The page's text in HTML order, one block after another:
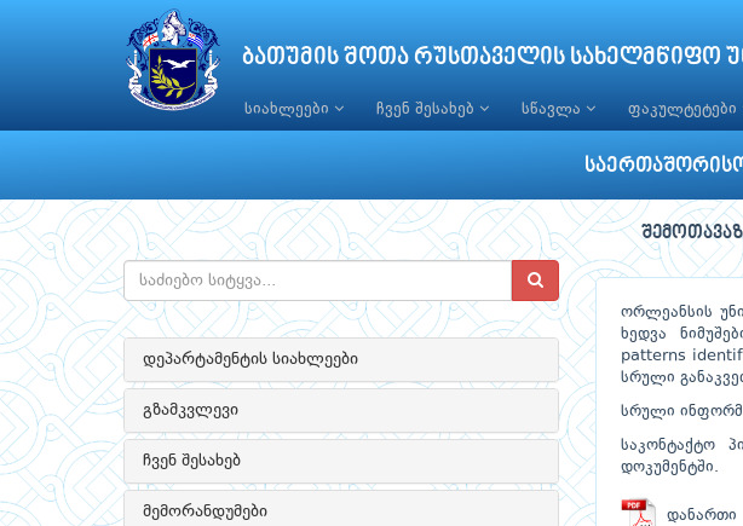
ბათუმის შოთა რუსთაველის სახელმწიფო
სიახლეები ჩვენ შესახებ სწავლა ფაკულტეტები
დეპარტამენტის სიახლეები
გზამკვლევი
ჩვენ შესახებ
მემორანდუმები
ორლეანსის
ხედვა
patterns
სრული
სრული
საკონტაქტო
დოკუმენტში.
დანართი